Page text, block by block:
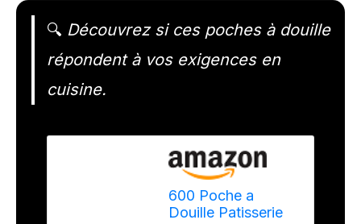
🔍 Découvrez si ces poches à douille
répondent à vos exigences en
cuisine.
600 Poche a
Douille Patisserie